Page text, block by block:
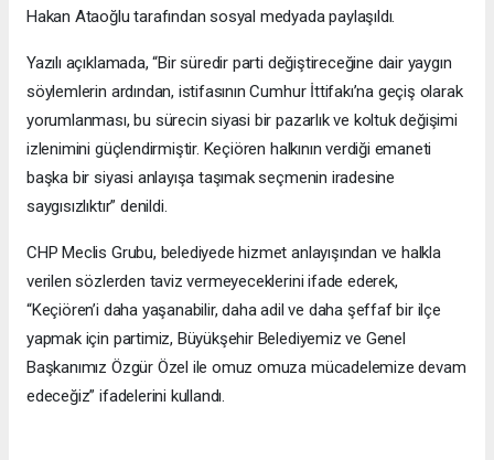
Hakan Ataoğlu tarafından sosyal medyada paylaşıldı.
Yazılı açıklamada, “Bir süredir parti değiştireceğine dair yaygın
söylemlerin ardından, istifasının Cumhur İttifakı’na geçiş olarak
yorumlanması, bu sürecin siyasi bir pazarlık ve koltuk değişimi
izlenimini güçlendirmiştir. Keçiören halkının verdiği emaneti
başka bir siyasi anlayışa taşımak seçmenin iradesine
saygısızlıktır” denildi.
CHP Meclis Grubu, belediyede hizmet anlayışından ve halkla
verilen sözlerden taviz vermeyeceklerini ifade ederek,
“Keçiören’i daha yaşanabilir, daha adil ve daha şeffaf bir ilçe
yapmak için partimiz, Büyükşehir Belediyemiz ve Genel
Başkanımız Özgür Özel ile omuz omuza mücadelemize devam
edeceğiz” ifadelerini kullandı.